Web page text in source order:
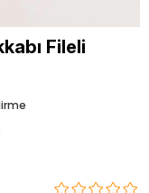
Fileli